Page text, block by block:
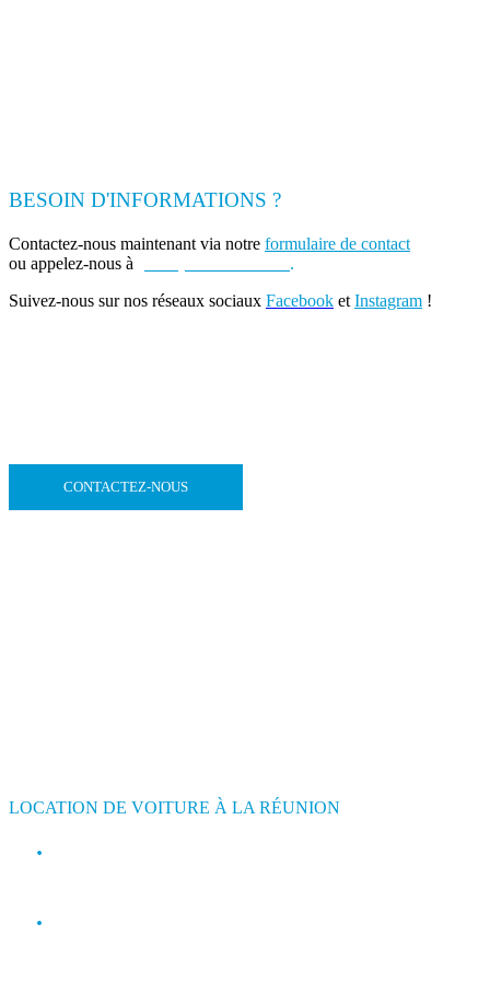
BESOIN D'INFORMATIONS ?
Contactez-nous maintenant via notre formulaire de contact
ou appelez-nous à
.
Suivez-nous sur nos réseaux sociaux Facebook et Instagram !
CONTACTEZ-NOUS
LOCATION DE VOITURE À LA RÉUNION
0693 39 80 30